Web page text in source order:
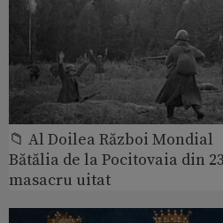
📁 Al Doilea Război Mondial
Bătălia de la Pocitovaia din
masacru uitat